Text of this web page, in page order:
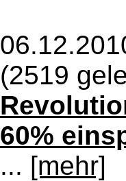
(2519
60%
... [mehr]